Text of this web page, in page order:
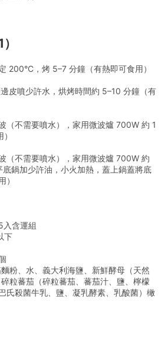
200°C，烤 5–7 分鐘（有熱即可食用）
皮噴少許水，烘烤時間約 5–10 分鐘（有
（不需要噴水），家用微波爐 700W 約 1
（不需要噴水），家用微波爐 700W 約
鍋加少許油，小火加熱，蓋上鍋蓋將底
）
入含運組
下
粉、水、義大利海鹽、新鮮酵母（天然
粒蕃茄（碎粒蕃茄、蕃茄汁、鹽、檸檬
氏殺菌牛乳、鹽、凝乳酵素、乳酸菌）橄